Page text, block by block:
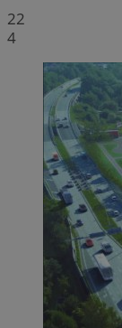
22
4